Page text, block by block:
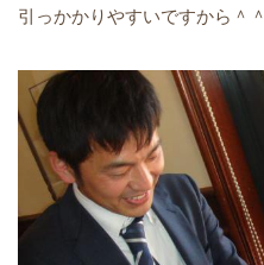
引っかかりやすいですから＾＾